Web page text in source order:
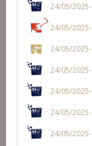
24/05/2025
24/05/2025
24/05/2025
24/05/2025
24/05/2025
24/05/2025
24/05/2025